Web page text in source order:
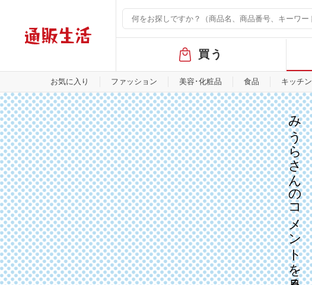
バ
ル
メ
ニ
ュ
ー
買う
お気に入り ファッション 美容･化粧品 食品 キッチン
みうらさんのコメントを見る